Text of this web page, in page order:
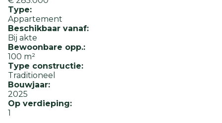
Type:
Appartement
Beschikbaar vanaf:
Bij akte
Bewoonbare opp.:
100 m²
Type constructie:
Traditioneel
Bouwjaar:
2025
Op verdieping:
1